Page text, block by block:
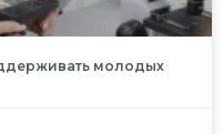
молодых